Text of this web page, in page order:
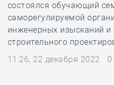
состоялся обучающий
саморегулируемой
инженерных изысканий и
строительного
11:26, 22 декабря 2022